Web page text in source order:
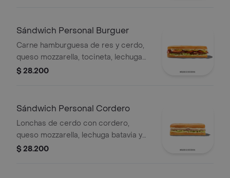
Sándwich Personal Burguer
Carne hamburguesa de res y cerdo,
queso mozzarella, tocineta, lechuga
Batavia, tomate, pepinillos, salsa BBQ
$ 28.200
Sándwich Personal Cordero
Lonchas de cerdo con cordero,
queso mozzarella, lechuga batavia y
salsa Qbano
$ 28.200